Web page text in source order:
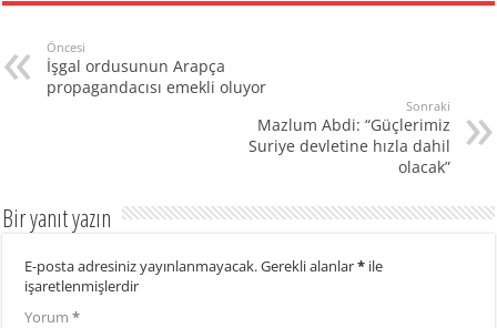
Öncesi
İşgal ordusunun Arapça
propagandacısı emekli oluyor
Sonraki
Mazlum Abdi: “Güçlerimiz
Suriye devletine hızla dahil
olacak”
Bir yanıt yazın
E-posta adresiniz yayınlanmayacak.Gerekli alanlar* ile
işaretlenmişlerdir
Yorum*